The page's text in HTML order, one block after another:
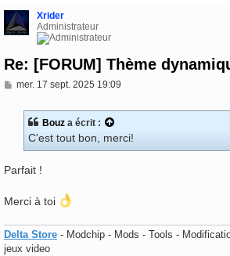
Xrider
Administrateur
Re: [FORUM] Thème
M
mer. 17 sept. 2025 19:09
Bouz a écrit :
C'est tout bon, merci!
Parfait !
Merci à toi
Delta Store - Modchip - Mods - Tools -
jeux video